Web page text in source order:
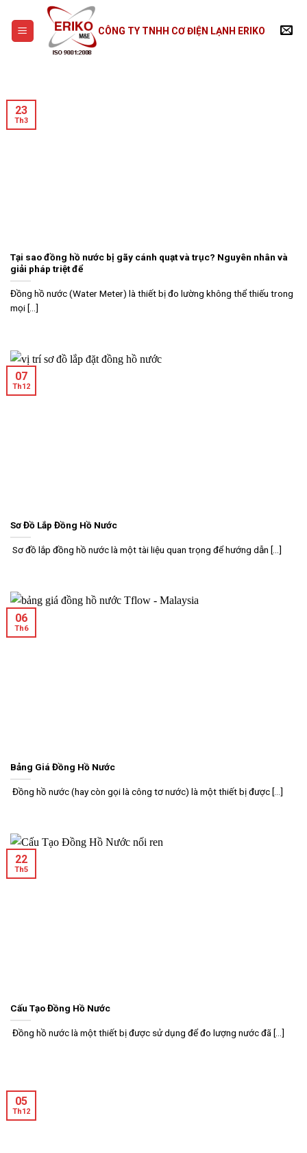
content
CÔNG TY TNHH CƠ ĐIỆN LẠNH ERIKO
Tại sao đồng hồ nước bị gãy cánh quạt và trục? Nguyên nhân và
giải pháp triệt để
Đồng hồ nước (Water Meter) là thiết bị đo lường không thể thiếu trong
mọi [...]
23
Th3
Sơ Đồ Lắp Đồng Hồ Nước
Sơ đồ lắp đồng hồ nước là một tài liệu quan trọng để hướng dẫn [...]
07
Th12
Bảng Giá Đồng Hồ Nước
Đồng hồ nước (hay còn gọi là công tơ nước) là một thiết bị được [...]
06
Th6
Cấu Tạo Đồng Hồ Nước
Đồng hồ nước là một thiết bị được sử dụng để đo lượng nước đã [...]
22
Th5
05
Th12